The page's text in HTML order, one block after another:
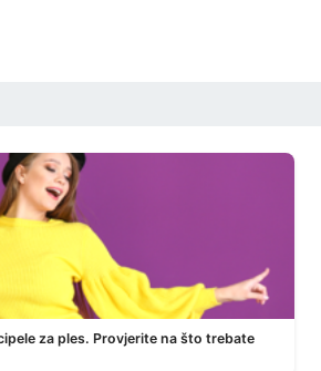
za ples. Provjerite na što trebate